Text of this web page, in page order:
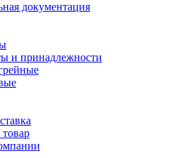
документация
и принадлежности